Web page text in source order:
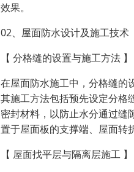
效果。
02、屋面防水设计及施工技术
【 分格缝的设置与施工方法 】
在屋面防水施工中，分格缝的
其施工方法包括预先设定分格
密封材料，以防止水分通过缝
置于屋面板的支撑端、屋面转
【 屋面找平层与隔离层施工 】